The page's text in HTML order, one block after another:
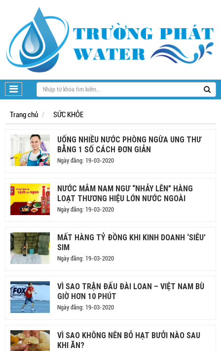
Trang chủ SỨC KHỎE
UỐNG NHIỀU NƯỚC PHÒNG NGỪA UNG THƯ
BẰNG 1 SỐ CÁCH ĐƠN GIẢN
Ngày đăng: 19-03-2020
NƯỚC MẮM NAM NGƯ “NHẢY LÊN” HÀNG
LOẠT THƯƠNG HIỆU LỚN NƯỚC NGOÀI
Ngày đăng: 19-03-2020
MẤT HÀNG TỶ ĐỒNG KHI KINH DOANH ‘SIÊU’
SIM
Ngày đăng: 19-03-2020
VÌ SAO TRẬN ĐẤU ĐÀI LOAN – VIỆT NAM BÙ
GIỜ HƠN 10 PHÚT
Ngày đăng: 19-03-2020
VÌ SAO KHÔNG NÊN BỎ HẠT BƯỞI NÀO SAU
KHI ĂN?